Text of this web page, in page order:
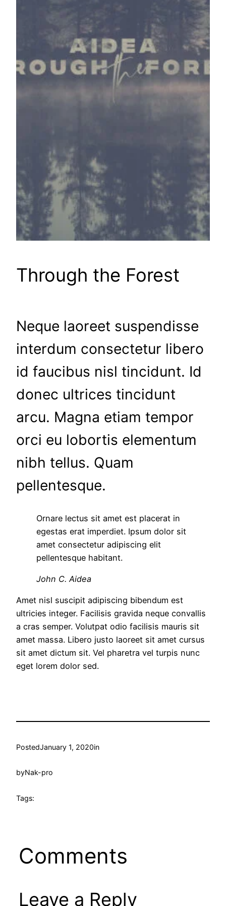
Through the Forest
Neque laoreet suspendisse
interdum consectetur libero
id faucibus nisl tincidunt. Id
donec ultrices tincidunt
arcu. Magna etiam tempor
orci eu lobortis elementum
nibh tellus. Quam
pellentesque.
Ornare lectus sit amet est placerat in
egestas erat imperdiet. Ipsum dolor sit
amet consectetur adipiscing elit
pellentesque habitant.
John C. Aidea
Amet nisl suscipit adipiscing bibendum est
ultricies integer. Facilisis gravida neque convallis
a cras semper. Volutpat odio facilisis mauris sit
amet massa. Libero justo laoreet sit amet cursus
sit amet dictum sit. Vel pharetra vel turpis nunc
eget lorem dolor sed.
PostedJanuary 1, 2020in
byNak-pro
Tags:
Comments
Leave a Reply